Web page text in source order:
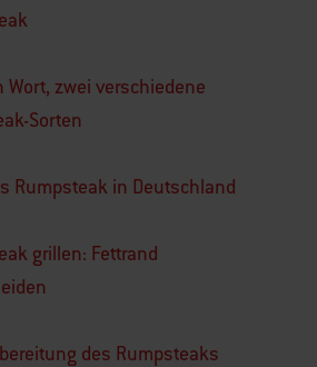
Wort, zwei verschiedene
Sorten
Rumpsteak in Deutschland
grillen: Fettrand
des Rumpsteaks